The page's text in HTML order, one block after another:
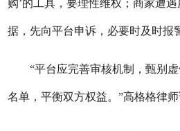
购’的工具，要理性维权；商家遭
据，先向平台申诉，必要时及时报
“平台应完善审核机制，甄别虚
名单，平衡双方权益。”高格格律师